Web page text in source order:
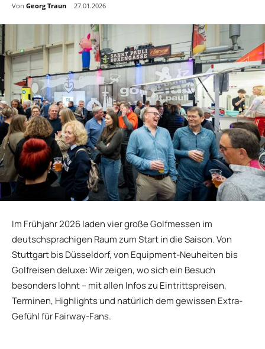
Von Georg Traun 27.01.2026
Im Frühjahr 2026 laden vier große Golfmessen im
deutschsprachigen Raum zum Start in die Saison. Von
Stuttgart bis Düsseldorf, von Equipment-Neuheiten bis
Golfreisen deluxe: Wir zeigen, wo sich ein Besuch
besonders lohnt – mit allen Infos zu Eintrittspreisen,
Terminen, Highlights und natürlich dem gewissen Extra-
Gefühl für Fairway-Fans.